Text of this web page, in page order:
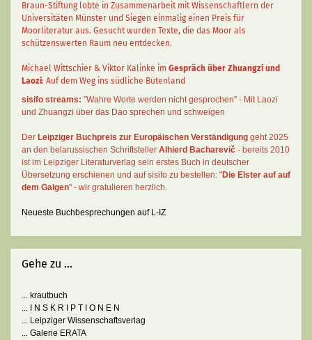
Braun-Stiftung lobte in Zusammenarbeit mit Wissenschaftlern der
Universitäten Münster und Siegen einmalig einen Preis für
Moorliteratur aus. Gesucht wurden Texte, die das Moor als
schützenswerten Raum neu entdecken.
Michael Wittschier & Viktor Kalinke im Gespräch über Zhuangzi und
Laozi: Auf dem Weg ins südliche Bütenland
sisifo streams: "Wahre Worte werden nicht gesprochen" - Mit Laozi
und Zhuangzi über das Dao sprechen und schweigen
Der Leipziger Buchpreis zur Europäischen Verständigung geht 2025
an den belarussischen Schriftsteller Alhierd Bacharevič - bereits 2010
ist im Leipziger Literaturverlag sein erstes Buch in deutscher
Übersetzung erschienen und auf sisifo zu bestellen: "Die Elster auf auf
dem Galgen" - wir gratulieren herzlich.
Neueste Buchbesprechungen auf L-IZ
Gehe zu ...
... krautbuch
... I N S K R I P T I O N E N
... Leipziger Wissenschaftsverlag
... Galerie ERATA